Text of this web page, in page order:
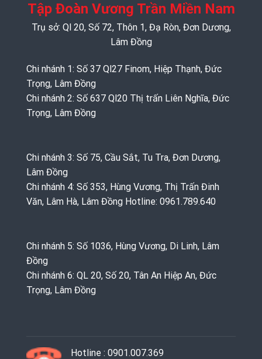
Tập Đoàn Vương Trần Miền Nam
Trụ sở: Ql 20, Số 72, Thôn 1, Đạ Ròn, Đơn Dương,
Lâm Đồng
Chi nhánh 1: Số 37 Ql27 Finom, Hiệp Thạnh, Đức
Trọng, Lâm Đồng
Chi nhánh 2: Số 637 Ql20 Thị trấn Liên Nghĩa, Đức
Trọng, Lâm Đồng
Chi nhánh 3: Số 75, Cầu Sắt, Tu Tra, Đơn Dương,
Lâm Đồng
Chi nhánh 4: Số 353, Hùng Vương, Thị Trấn Đinh
Văn, Lâm Hà, Lâm Đồng Hotline: 0961.789.640
Chi nhánh 5: Số 1036, Hùng Vương, Di Linh, Lâm
Đồng
Chi nhánh 6: QL 20, Số 20, Tân An Hiệp An, Đức
Trọng, Lâm Đồng
Hotline : 0901.007.369